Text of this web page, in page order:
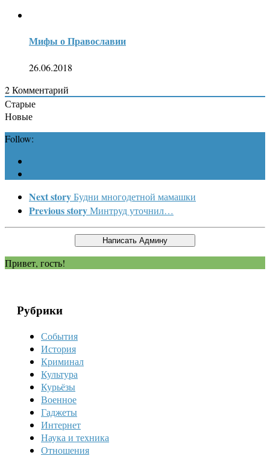
Мифы о Православии
26.06.2018
2Комментарий
Старые
Новые
Follow:
Next storyБудни многодетной мамашки
Previous storyМинтруд уточнил…
Привет, гость!
Рубрики
События
История
Криминал
Культура
Курьёзы
Военное
Гаджеты
Интернет
Наука и техника
Отношения